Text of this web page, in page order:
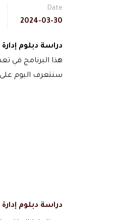
Date
2024-03-30
دراسة دبلوم إدارة
هذا البرنامج في
سنتعرف اليوم على
دراسة دبلوم